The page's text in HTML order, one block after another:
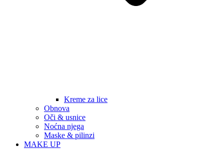
Kreme za lice
Obnova
Oči & usnice
Noćna njega
Maske & pilinzi
MAKE UP